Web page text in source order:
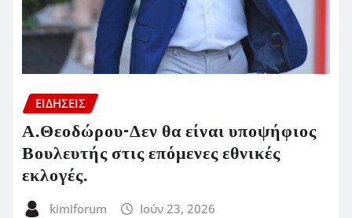
ΕΙΔΗΣΕΙΣ
Α.Θεοδώρου-Δεν θα είναι υποψήφιος
Βουλευτής στις επόμενες εθνικές
εκλογές.
kimiforum Ιούν 23, 2026